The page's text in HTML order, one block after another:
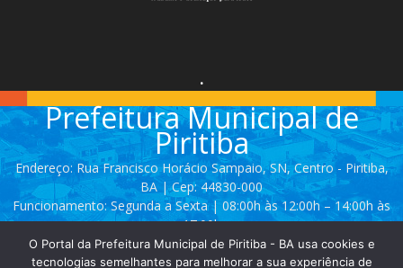
.
Prefeitura Municipal de
Piritiba
Endereço: Rua Francisco Horácio Sampaio, SN, Centro - Piritiba,
BA | Cep: 44830-000
Funcionamento: Segunda a Sexta | 08:00h às 12:00h – 14:00h às
17:00h
Telefone: (74) 3628 - 2111 / 3628 - 2153
O Portal da Prefeitura Municipal de Piritiba - BA usa cookies e
tecnologias semelhantes para melhorar a sua experiência de